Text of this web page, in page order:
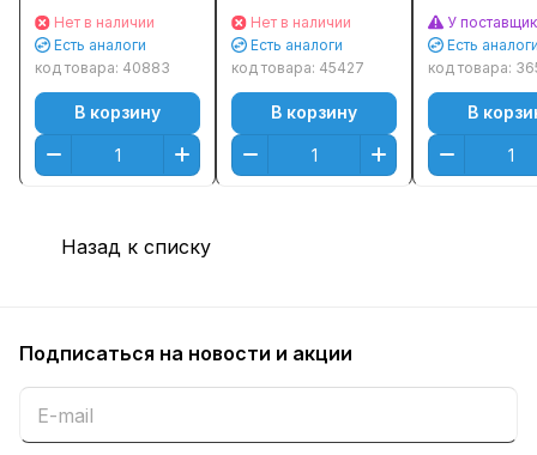
M477fdn/
M477fdw/
M477fnw/
M452dn/ M452nw
(2300стр.) Черный
(Black)
Оригинальный
Нет в наличии
Есть аналоги
код товара: 40883
В корзину
M377/ M452/
M477 (2300стр.)
Черный (Black)
Нет в наличии
Есть аналоги
код товара: 45427
В корзину
M477
Черный
У
Есть
код товара:
В
Назад к списку
Подписаться на новости и акции